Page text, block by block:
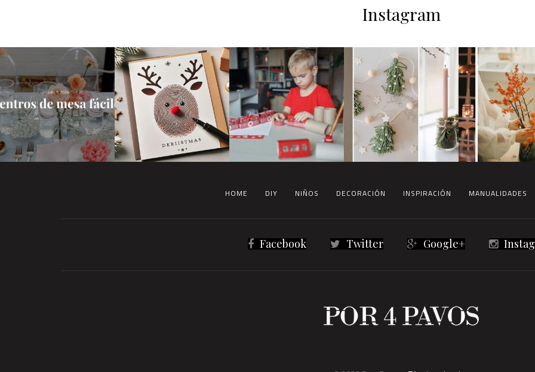
Instagram
HOME DIY NIÑOS DECORACIÓN INSPIRACIÓN MANUALIDADES
Facebook Twitter Google+